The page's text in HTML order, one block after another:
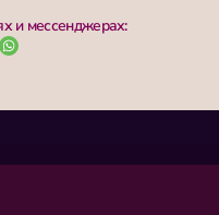
и мессенджерах: